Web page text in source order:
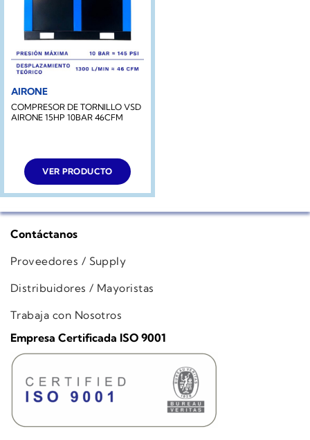
AIRONE
COMPRESOR DE TORNILLO VSD
AIRONE 15HP 10BAR 46CFM
VER PRODUCTO
Contáctanos
Proveedores / Supply
Distribuidores / Mayoristas
Trabaja con Nosotros
Empresa Certificada ISO 9001